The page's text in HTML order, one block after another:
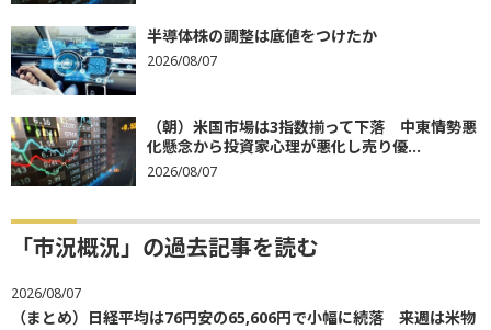
半導体株の調整は底値をつけたか
2026/08/07
（朝）米国市場は3指数揃って下落 中東情勢悪
化懸念から投資家心理が悪化し売り優...
2026/08/07
「市況概況」の過去記事を読む
2026/08/07
（まとめ）日経平均は76円安の65,606円で小幅に続落 来週は米物